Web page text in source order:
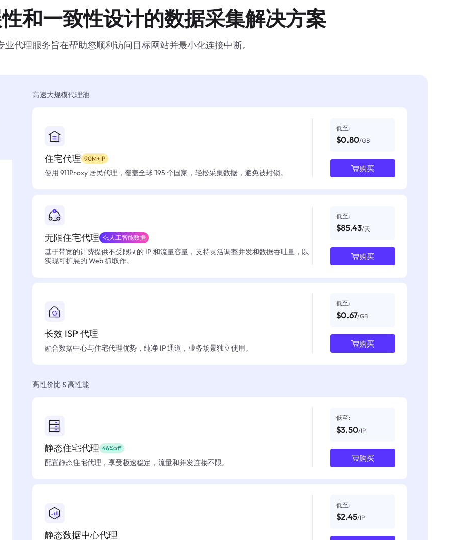
和一致性设计的数据采集解决方案
业代理服务旨在帮助您顺利访问目标网站并最小化连接中断。
高速大规模代理池
住宅代理 90M+IP
使用 911Proxy 居民代理，覆盖全球 195 个国家，轻松采集数据，避免被封锁。
低至:
$0.80/GB
购买
无限住宅代理 人工智能数据
基于带宽的计费提供不受限制的 IP 和流量容量，支持灵活调整并发和数据吞吐量，以
实现可扩展的 Web 抓取作。
低至:
$85.43/天
购买
长效 ISP 代理
融合数据中心与住宅代理优势，纯净 IP 通道，业务场景独立使用。
低至:
$0.67/GB
购买
高性价比 & 高性能
静态住宅代理 46%off
配置静态住宅代理，享受极速稳定，流量和并发连接不限。
低至:
$3.50/IP
购买
静态数据中心代理
低至:
$2.45/IP